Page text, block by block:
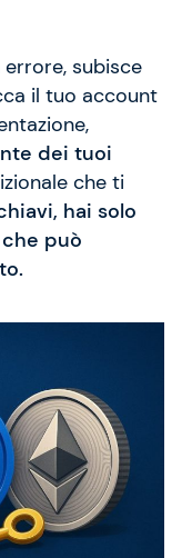
subisce
il tuo account
dei tuoi
che ti
hai solo
può